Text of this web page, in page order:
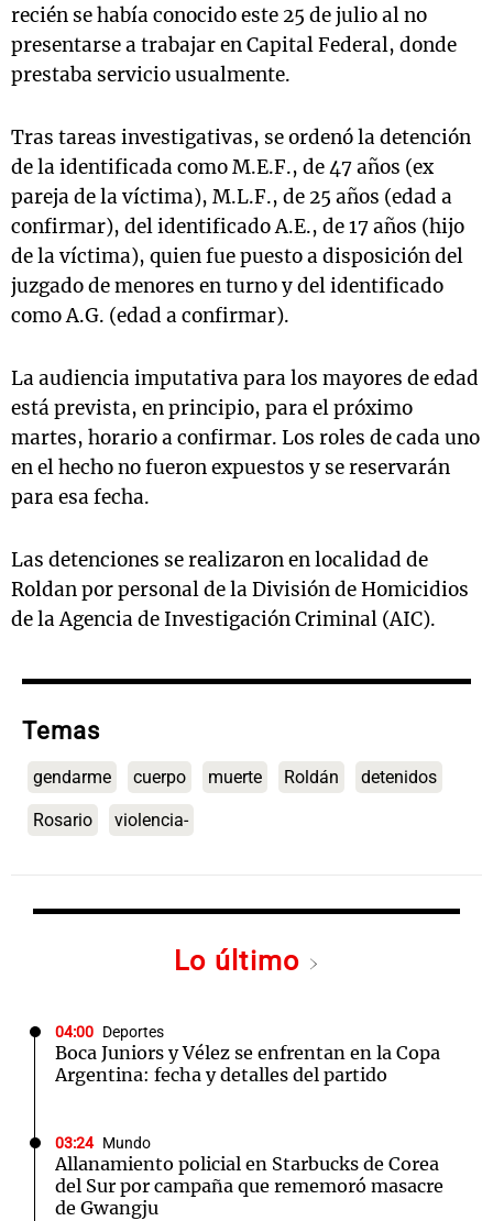
recién se había conocido este 25 de julio al no
presentarse a trabajar en Capital Federal, donde
prestaba servicio usualmente.
Tras tareas investigativas, se ordenó la detención
de la identificada como M.E.F., de 47 años (ex
pareja de la víctima), M.L.F., de 25 años (edad a
confirmar), del identificado A.E., de 17 años (hijo
de la víctima), quien fue puesto a disposición del
juzgado de menores en turno y del identificado
como A.G. (edad a confirmar).
La audiencia imputativa para los mayores de edad
está prevista, en principio, para el próximo
martes, horario a confirmar. Los roles de cada uno
en el hecho no fueron expuestos y se reservarán
para esa fecha.
Las detenciones se realizaron en localidad de
Roldan por personal de la División de Homicidios
de la Agencia de Investigación Criminal (AIC).
Temas
gendarme cuerpo muerte Roldán detenidos
Rosario violencia-
Lo último
04:00 Deportes
Boca Juniors y Vélez se enfrentan en la Copa
Argentina: fecha y detalles del partido
03:24 Mundo
Allanamiento policial en Starbucks de Corea
del Sur por campaña que rememoró masacre
de Gwangju